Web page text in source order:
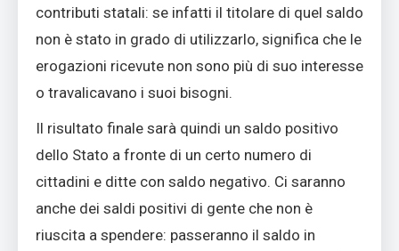
contributi statali: se infatti il titolare di quel saldo
non è stato in grado di utilizzarlo, significa che le
erogazioni ricevute non sono più di suo interesse
o travalicavano i suoi bisogni.
Il risultato finale sarà quindi un saldo positivo
dello Stato a fronte di un certo numero di
cittadini e ditte con saldo negativo. Ci saranno
anche dei saldi positivi di gente che non è
riuscita a spendere: passeranno il saldo in